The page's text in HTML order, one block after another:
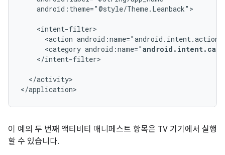
android:theme="@style/Theme.Leanback">
<action
<category android:name="
</intent-filter>
</activity>
</application>
이 예의 두 번째 액티비티 매니페스트 항목은 TV 기기에서 실행
할 수 있습니다.